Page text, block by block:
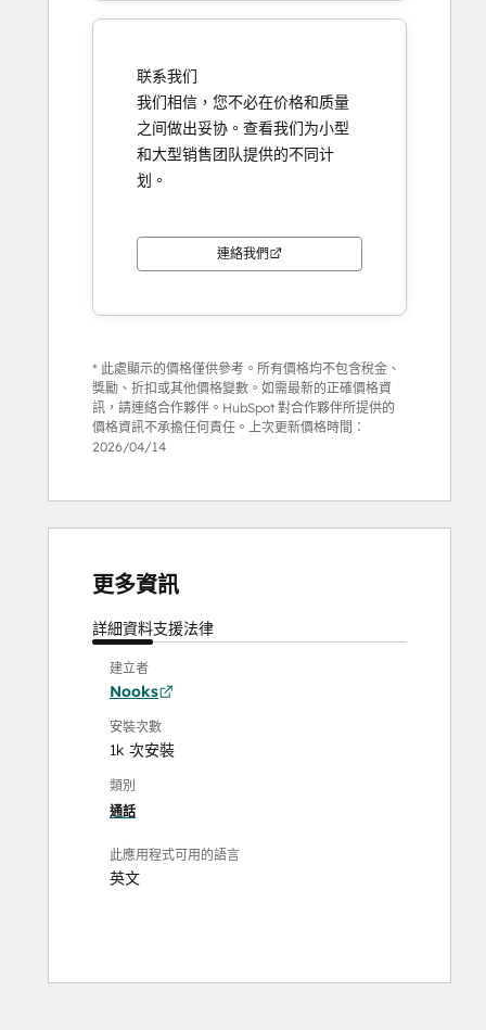
联系我们
我们相信，您不必在价格和质量
之间做出妥协。查看我们为小型
和大型销售团队提供的不同计
划。
連絡我們
* 此處顯示的價格僅供參考。所有價格均不包含稅金、
獎勵、折扣或其他價格變數。如需最新的正確價格資
訊，請連絡合作夥伴。HubSpot 對合作夥伴所提供的
價格資訊不承擔任何責任。上次更新價格時間：
2026/04/14
更多資訊
詳細資料支援法律
建立者
Nooks
安裝次數
1k 次安裝
類別
通話
此應用程式可用的語言
英文